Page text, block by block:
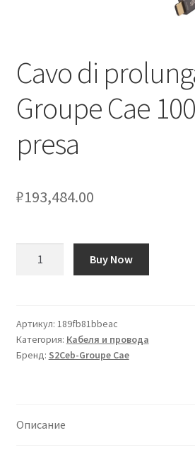
Cavo di
Groupe Cae
presa
₽193,484.00
prolunga
S2Ceb-
Groupe
presa
Buy Now
Артикул: 189fb81bbeac
Категория: Кабеля и провода
Бренд: S2Ceb-Groupe Cae
Описание